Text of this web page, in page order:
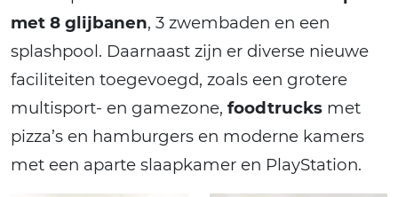
met 8 glijbanen, 3 zwembaden en een
splashpool. Daarnaast zijn er diverse nieuwe
faciliteiten toegevoegd, zoals een grotere
multisport- en gamezone, foodtrucks met
pizza’s en hamburgers en moderne kamers
met een aparte slaapkamer en PlayStation.